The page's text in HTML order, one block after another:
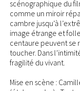
scénographique du
comme un miroir
cambre jusqu’à
image étrange et
centaure peuvent se
toucher. Dans
fragilité du vivant.
Mise en scène :